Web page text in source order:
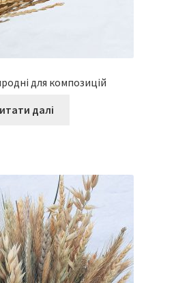
для композицій
далі